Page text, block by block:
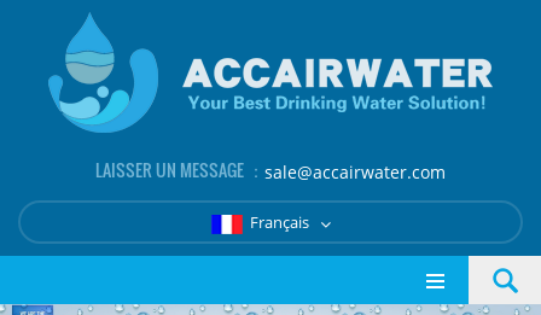
LAISSER UN MESSAGE ： sale@accairwater.com
Français